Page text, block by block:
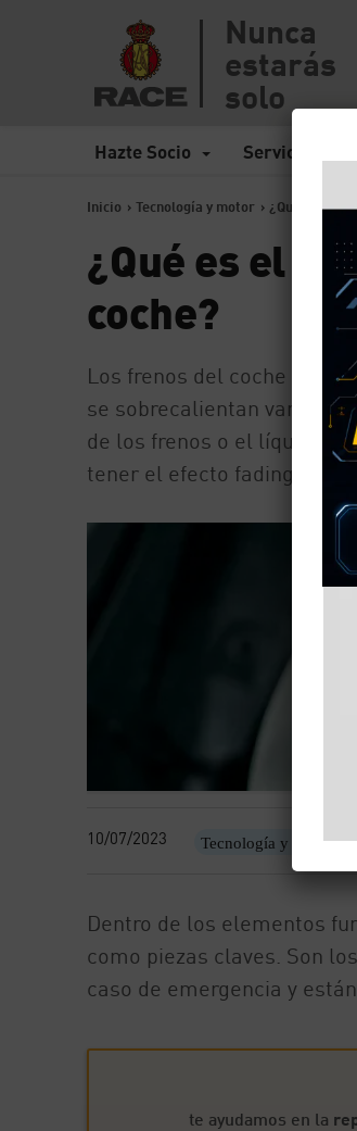
Nunca
estarás
solo
Hazte Socio Servicios
Inicio > Tecnología y motor > ¿Qué es el
¿Qué es el
coche?
Los frenos del coche están
se sobrecalientan van a
de los frenos o el líquido
tener el efecto fading.
10/07/2023 Tecnología y motor
Dentro de los elementos
como piezas claves. Son
caso de emergencia y
te ayudamos en la